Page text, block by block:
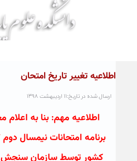
اطلاعیه تغییر تاریخ امتحان
ارسال شده در تاریخ:۱۱ اردیبهشت ۱۳۹۸
اطلاعیه مهم: بنا به